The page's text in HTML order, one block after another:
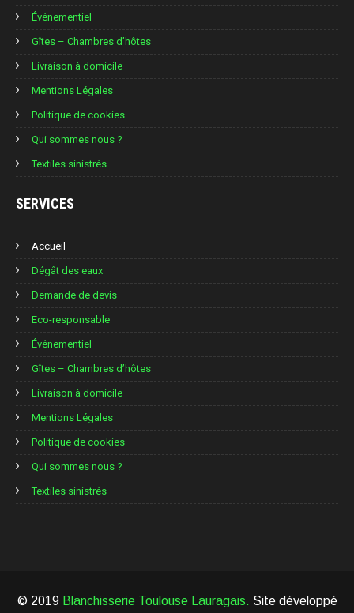
Événementiel
Gîtes – Chambres d’hôtes
Livraison à domicile
Mentions Légales
Politique de cookies
Qui sommes nous ?
Textiles sinistrés
SERVICES
Accueil
Dégât des eaux
Demande de devis
Eco-responsable
Événementiel
Gîtes – Chambres d’hôtes
Livraison à domicile
Mentions Légales
Politique de cookies
Qui sommes nous ?
Textiles sinistrés
© 2019 Blanchisserie Toulouse Lauragais. Site développé